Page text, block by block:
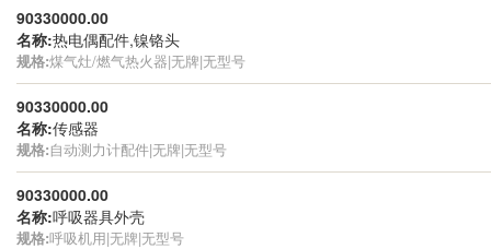
90330000.00
名称:热电偶配件,镍铬头
规格:煤气灶/燃气热火器|无牌|无型号
90330000.00
名称:传感器
规格:自动测力计配件|无牌|无型号
90330000.00
名称:呼吸器具外壳
规格:呼吸机用|无牌|无型号